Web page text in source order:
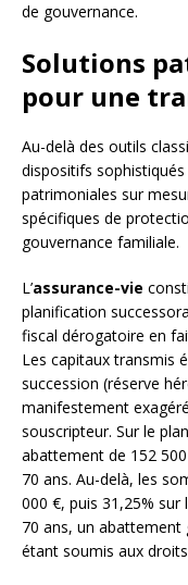
de gouvernance.
Solutions
pour une
Au-delà des outils
dispositifs
patrimoniales sur
spécifiques de
gouvernance familiale.
L’assurance-vie
planification
fiscal dérogatoire en
Les capitaux transmis
succession (réserve
manifestement
souscripteur. Sur le
abattement de 152
70 ans. Au-delà, les
000 €, puis 31,25% sur
70 ans, un abattement
étant soumis aux